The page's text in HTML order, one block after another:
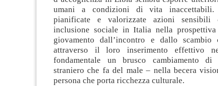
umani a condizioni di vita inaccettabili.
pianificate e valorizzate azioni sensibili
inclusione sociale in Italia nella
giovamento dall’incontro e dallo
attraverso il loro inserimento effettivo
fondamentale un brusco cambiamento di
straniero che fa del male – nella becera
persona che porta ricchezza culturale.